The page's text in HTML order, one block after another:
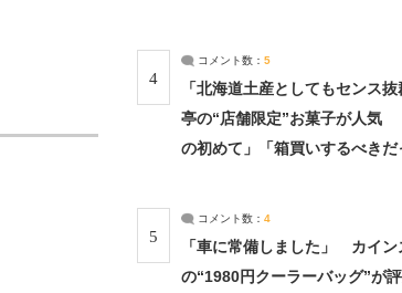
4
コメント数： 5
「北海道土産としてもセンス
亭の“店舗限定”お菓子が人気
の初めて」「箱買いするべきだ
5
コメント数： 4
「車に常備しました」 カイン
の“1980円クーラーバッグ”が